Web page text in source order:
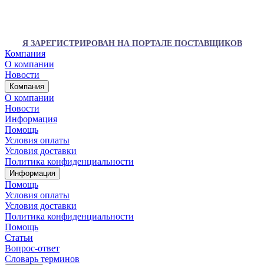
Я ЗАРЕГИСТРИРОВАН НА ПОРТАЛЕ ПОСТАВЩИКОВ
Компания
О компании
Новости
Компания
О компании
Новости
Информация
Помощь
Условия оплаты
Условия доставки
Политика конфиденциальности
Информация
Помощь
Условия оплаты
Условия доставки
Политика конфиденциальности
Помощь
Статьи
Вопрос-ответ
Словарь терминов